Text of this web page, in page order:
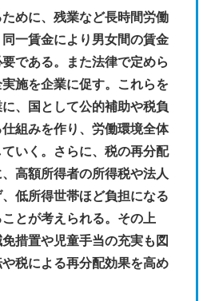
めに、残業など長時間労働
一賃金により男女間の賃金
である。また法律で定めら
施を企業に促す。これらを
、国として公的補助や税負
組みを作り、労働環境全体
いく。さらに、税の再分配
高額所得者の所得税や法人
低所得世帯ほど負担になる
とが考えられる。その上
措置や児童手当の充実も図
税による再分配効果を高め
る。